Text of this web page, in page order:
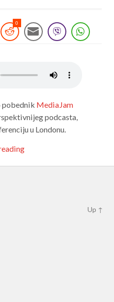
0
pobednik MediaJam
podcasta,
u Londonu.
Up ↑